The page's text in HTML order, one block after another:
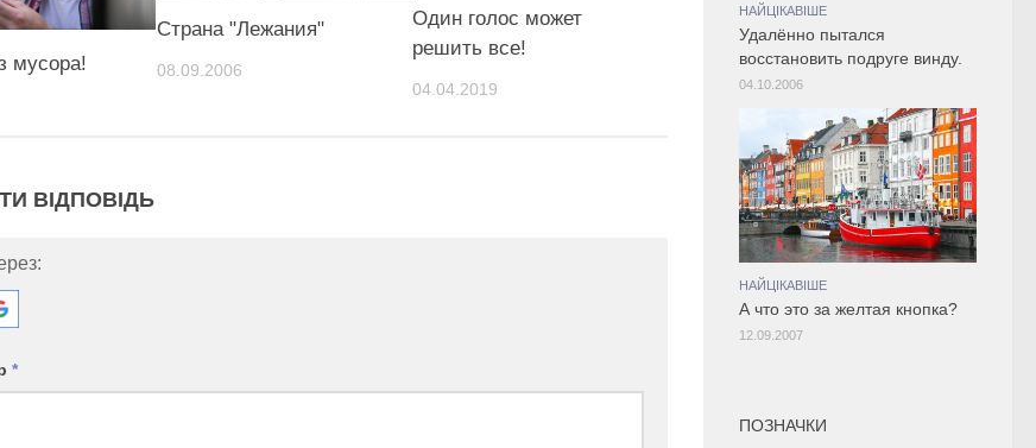
мусора!
Страна "Лежания"
08.09.2006
Один голос может
решить все!
04.04.2019
ВІДПОВІДЬ
*
НАЙЦІКАВІШЕ
Удалённо пытался
восстановить подруге винду.
04.10.2006
НАЙЦІКАВІШЕ
А что это за желтая кнопка?
12.09.2007
ПОЗНАЧКИ